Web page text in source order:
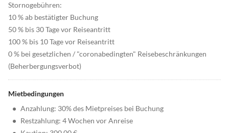
Stornogebühren:
10 % ab bestätigter Buchung
50 % bis 30 Tage vor Reiseantritt
100 % bis 10 Tage vor Reiseantritt
0 % bei gesetzlichen / "coronabedingten" Reisebeschränkungen
(Beherbergungsverbot)
Mietbedingungen
• Anzahlung: 30% des Mietpreises bei Buchung
• Restzahlung: 4 Wochen vor Anreise